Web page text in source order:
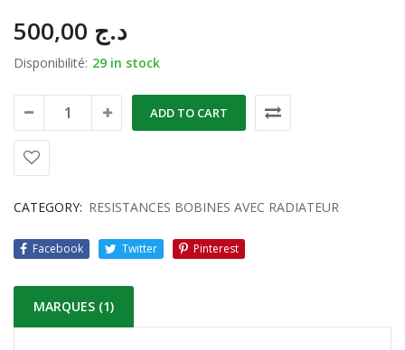
د.ج
Disponibilité: 29 in stock
ADD TO CART
CATEGORY: RESISTANCES BOBINES AVEC RADIATEUR
Facebook Twitter Pinterest
MARQUES (1)